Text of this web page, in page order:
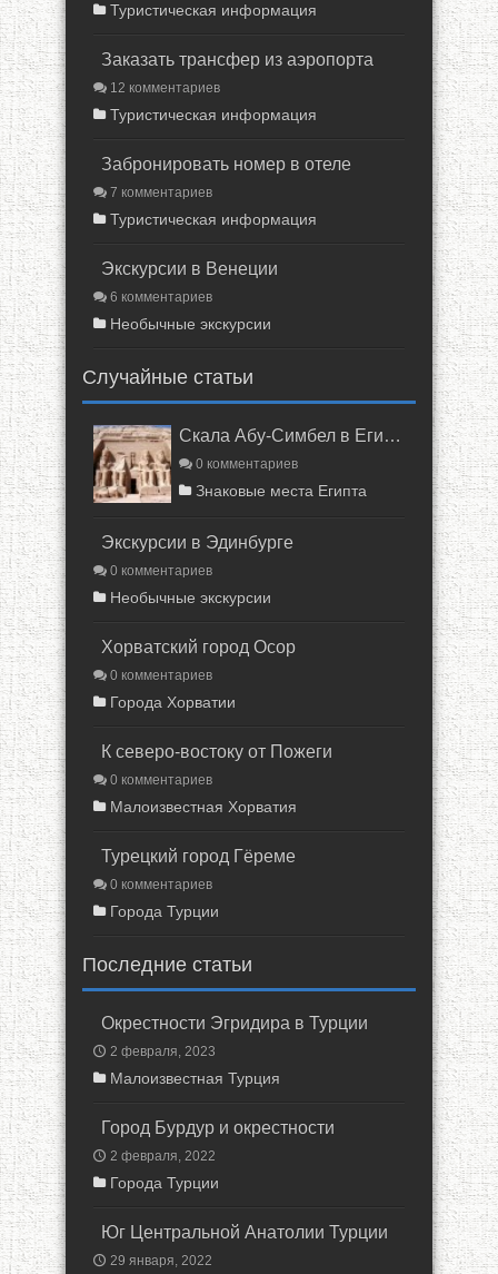
Туристическая информация
Заказать трансфер из аэропорта
12 комментариев
Туристическая информация
Забронировать номер в отеле
7 комментариев
Туристическая информация
Экскурсии в Венеции
6 комментариев
Необычные экскурсии
Случайные статьи
Скала Абу-Симбел в Египте
0 комментариев
Знаковые места Египта
Экскурсии в Эдинбурге
0 комментариев
Необычные экскурсии
Хорватский город Осор
0 комментариев
Города Хорватии
К северо-востоку от Пожеги
0 комментариев
Малоизвестная Хорватия
Турецкий город Гёреме
0 комментариев
Города Турции
Последние статьи
Окрестности Эгридира в Турции
2 февраля, 2023
Малоизвестная Турция
Город Бурдур и окрестности
2 февраля, 2022
Города Турции
Юг Центральной Анатолии Турции
29 января, 2022